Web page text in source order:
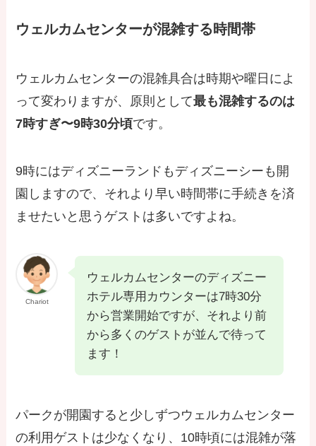
ウェルカムセンターが混雑する時間帯
ウェルカムセンターの混雑具合は時期や曜日によ
って変わりますが、原則として最も混雑するのは
7時すぎ〜9時30分頃です。
9時にはディズニーランドもディズニーシーも開
園しますので、それより早い時間帯に手続きを済
ませたいと思うゲストは多いですよね。
Chariot
ウェルカムセンターのディズニー
ホテル専用カウンターは7時30分
から営業開始ですが、それより前
から多くのゲストが並んで待って
ます！
パークが開園すると少しずつウェルカムセンター
の利用ゲストは少なくなり、10時頃には混雑が落